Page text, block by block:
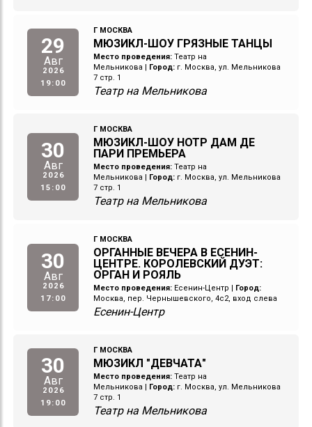
29
Авг
2026
19:00
Г МОСКВА
МЮЗИКЛ-ШОУ ГРЯЗНЫЕ ТАНЦЫ
Место проведения: Театр на
Мельникова
Город: г. Москва, ул. Мельникова
7 стр. 1
Театр на Мельникова
30
Авг
2026
15:00
Г МОСКВА
МЮЗИКЛ-ШОУ НОТР ДАМ ДЕ
ПАРИ ПРЕМЬЕРА
Место проведения: Театр на
Мельникова
Город: г. Москва, ул. Мельникова
7 стр. 1
Театр на Мельникова
30
Авг
2026
17:00
Г МОСКВА
ОРГАННЫЕ ВЕЧЕРА В ЕСЕНИН-
ЦЕНТРЕ. КОРОЛЕВСКИЙ ДУЭТ:
ОРГАН И РОЯЛЬ
Место проведения: Есенин-Центр
Город:
Москва, пер. Чернышевского, 4с2, вход слева
Есенин-Центр
30
Авг
2026
19:00
Г МОСКВА
МЮЗИКЛ "ДЕВЧАТА"
Место проведения: Театр на
Мельникова
Город: г. Москва, ул. Мельникова
7 стр. 1
Театр на Мельникова